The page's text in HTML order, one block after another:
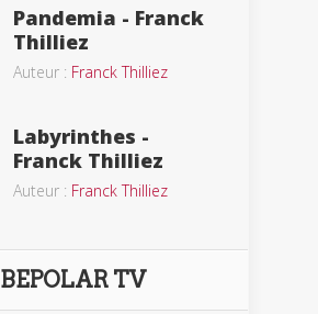
Pandemia - Franck
Thilliez
Auteur : Franck Thilliez
Labyrinthes -
Franck Thilliez
Auteur : Franck Thilliez
BEPOLAR TV